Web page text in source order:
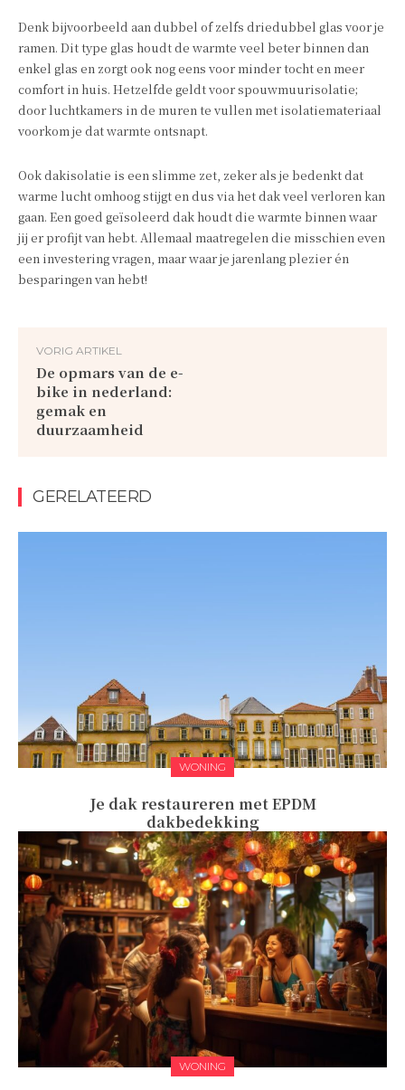
Denk bijvoorbeeld aan dubbel of zelfs driedubbel glas voor je
ramen. Dit type glas houdt de warmte veel beter binnen dan
enkel glas en zorgt ook nog eens voor minder tocht en meer
comfort in huis. Hetzelfde geldt voor spouwmuurisolatie;
door luchtkamers in de muren te vullen met isolatiemateriaal
voorkom je dat warmte ontsnapt.
Ook dakisolatie is een slimme zet, zeker als je bedenkt dat
warme lucht omhoog stijgt en dus via het dak veel verloren kan
gaan. Een goed geïsoleerd dak houdt die warmte binnen waar
jij er profijt van hebt. Allemaal maatregelen die misschien even
een investering vragen, maar waar je jarenlang plezier én
besparingen van hebt!
VORIG ARTIKEL
De opmars van de e-
bike in nederland:
gemak en
duurzaamheid
GERELATEERD
WONING
Je dak restaureren met EPDM
dakbedekking
WONING